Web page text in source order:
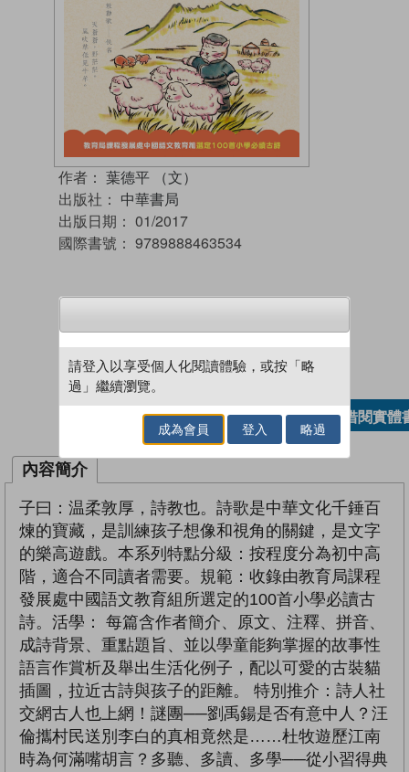
作者： 葉德平 （文）
出版社： 中華書局
出版日期： 01/2017
國際書號： 9789888463534
試閲 加入閱讀紀錄
加入／閱讀電子書 借閱實體
內容簡介
子曰：温柔敦厚，詩教也。詩歌是中華文化千錘百
煉的寶藏，是訓練孩子想像和視角的關鍵，是文字
的樂高遊戲。本系列特點分級：按程度分為初中高
階，適合不同讀者需要。規範：收錄由教育局課程
發展處中國語文教育組所選定的100首小學必讀古
詩。活學： 每篇含作者簡介、原文、注釋、拼音、
成詩背景、重點題旨、並以學童能夠掌握的故事性
語言作賞析及舉出生活化例子，配以可愛的古裝貓
插圖，拉近古詩與孩子的距離。 特別推介：詩人社
交網古人也上網！謎團──劉禹鍚是否有意中人？汪
倫攜村民送別李白的真相竟然是……杜牧遊歷江南
時為何滿嘴胡言？多聽、多讀、多學──從小習得典
請登入以享受個人化閱讀體驗，或按「略
過」繼續瀏覽。
成為會員 登入 略過